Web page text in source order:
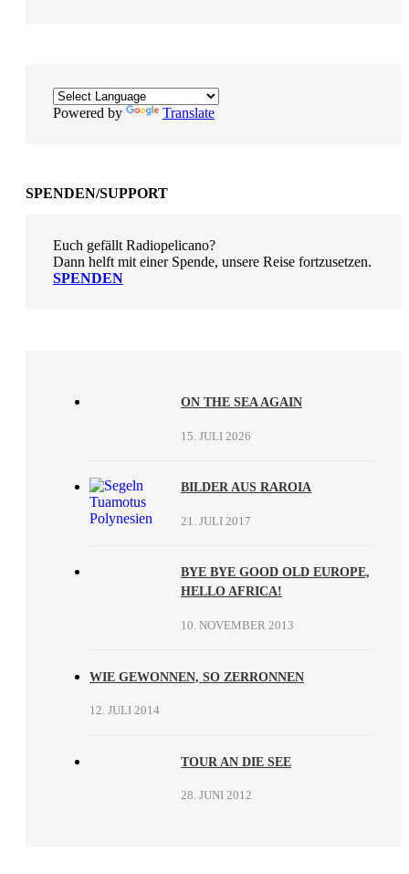
Powered by Translate
SPENDEN/SUPPORT
Euch gefällt Radiopelicano?
Dann helft mit einer Spende, unsere Reise fortzusetzen.
SPENDEN
ON THE SEA AGAIN
15. JULI 2026
BILDER AUS RAROIA
21. JULI 2017
BYE BYE GOOD OLD EUROPE,
HELLO AFRICA!
10. NOVEMBER 2013
WIE GEWONNEN, SO ZERRONNEN
12. JULI 2014
TOUR AN DIE SEE
28. JUNI 2012